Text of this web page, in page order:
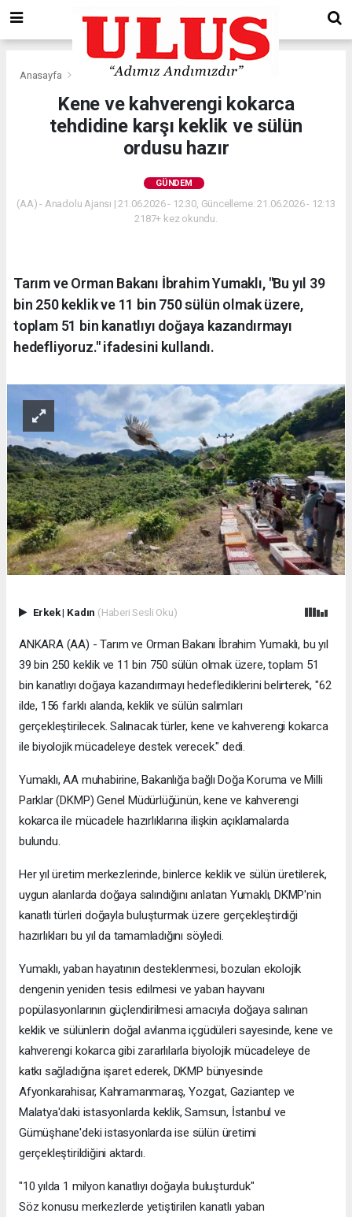
Anasayfa Gündem
Kene ve kahverengi kokarca
tehdidine karşı keklik ve sülün
ordusu hazır
GÜNDEM
(AA) - Anadolu Ajansı | 21.06.2026 - 12:30, Güncelleme: 21.06.2026 - 12:13
2187+ kez okundu.
Tarım ve Orman Bakanı İbrahim Yumaklı, "Bu yıl 39
bin 250 keklik ve 11 bin 750 sülün olmak üzere,
toplam 51 bin kanatlıyı doğaya kazandırmayı
hedefliyoruz." ifadesini kullandı.
Erkek| Kadın (Haberi Sesli Oku)
ANKARA (AA) - Tarım ve Orman Bakanı İbrahim Yumaklı, bu yıl
39 bin 250 keklik ve 11 bin 750 sülün olmak üzere, toplam 51
bin kanatlıyı doğaya kazandırmayı hedeflediklerini belirterek, "62
ilde, 156 farklı alanda, keklik ve sülün salımları
gerçekleştirilecek. Salınacak türler, kene ve kahverengi kokarca
ile biyolojik mücadeleye destek verecek." dedi.
Yumaklı, AA muhabirine, Bakanlığa bağlı Doğa Koruma ve Milli
Parklar (DKMP) Genel Müdürlüğünün, kene ve kahverengi
kokarca ile mücadele hazırlıklarına ilişkin açıklamalarda
bulundu.
Her yıl üretim merkezlerinde, binlerce keklik ve sülün üretilerek,
uygun alanlarda doğaya salındığını anlatan Yumaklı, DKMP'nin
kanatlı türleri doğayla buluşturmak üzere gerçekleştirdiği
hazırlıkları bu yıl da tamamladığını söyledi.
Yumaklı, yaban hayatının desteklenmesi, bozulan ekolojik
dengenin yeniden tesis edilmesi ve yaban hayvanı
popülasyonlarının güçlendirilmesi amacıyla doğaya salınan
keklik ve sülünlerin doğal avlanma içgüdüleri sayesinde, kene ve
kahverengi kokarca gibi zararlılarla biyolojik mücadeleye de
katkı sağladığına işaret ederek, DKMP bünyesinde
Afyonkarahisar, Kahramanmaraş, Yozgat, Gaziantep ve
Malatya'daki istasyonlarda keklik, Samsun, İstanbul ve
Gümüşhane'deki istasyonlarda ise sülün üretimi
gerçekleştirildiğini aktardı.
"10 yılda 1 milyon kanatlıyı doğayla buluşturduk"
Söz konusu merkezlerde yetiştirilen kanatlı yaban